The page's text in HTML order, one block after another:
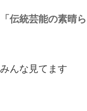
伝統芸能の素晴ら
んな見てます